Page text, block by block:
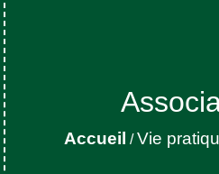
Accueil /Vie